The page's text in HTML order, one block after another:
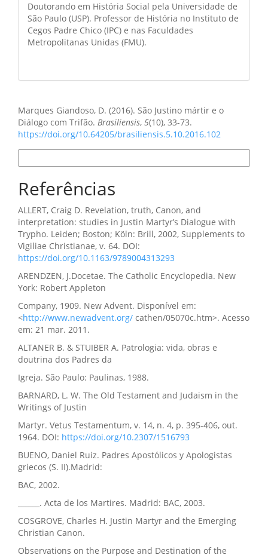
Doutorando em História Social pela Universidade de
São Paulo (USP). Professor de História no Instituto de
Cegos Padre Chico (IPC) e nas Faculdades
Metropolitanas Unidas (FMU).
Marques Giandoso, D. (2016). São Justino mártir e o
Diálogo com Trifão. Brasiliensis, 5(10), 33-73.
https://doi.org/10.64205/brasiliensis.5.10.2016.102
Referências
ALLERT, Craig D. Revelation, truth, Canon, and
interpretation: studies in Justin Martyr’s Dialogue with
Trypho. Leiden; Boston; Köln: Brill, 2002, Supplements to
Vigiliae Christianae, v. 64. DOI:
https://doi.org/10.1163/9789004313293
ARENDZEN, J.Docetae. The Catholic Encyclopedia. New
York: Robert Appleton
Company, 1909. New Advent. Disponível em:
<http://www.newadvent.org/ cathen/05070c.htm>. Acesso
em: 21 mar. 2011.
ALTANER B. & STUIBER A. Patrologia: vida, obras e
doutrina dos Padres da
Igreja. São Paulo: Paulinas, 1988.
BARNARD, L. W. The Old Testament and Judaism in the
Writings of Justin
Martyr. Vetus Testamentum, v. 14, n. 4, p. 395-406, out.
1964. DOI: https://doi.org/10.2307/1516793
BUENO, Daniel Ruiz. Padres Apostólicos y Apologistas
griecos (S. II).Madrid:
BAC, 2002.
______. Acta de los Martires. Madrid: BAC, 2003.
COSGROVE, Charles H. Justin Martyr and the Emerging
Christian Canon.
Observations on the Purpose and Destination of the